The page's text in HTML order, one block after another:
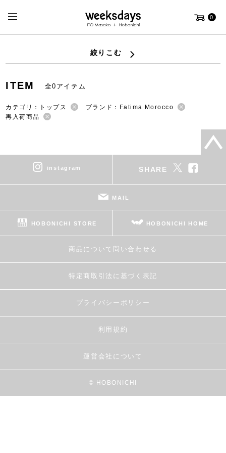
0
絞りこむ
ITEM 全0アイテム
カテゴリ：トップス
ブランド：Fatima Morocco
再入荷商品
instagram SHARE
MAIL
HOBONICHI STORE HOBONICHI HOME
商品について問い合わせる
特定商取引法に基づく表記
プライバシーポリシー
利用規約
運営会社について
© HOBONICHI